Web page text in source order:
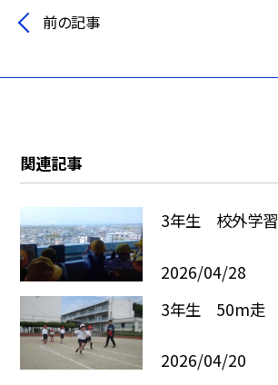
前の記事
関連記事
3年生 校外学習
2026/04/28
3年生 50m走
2026/04/20